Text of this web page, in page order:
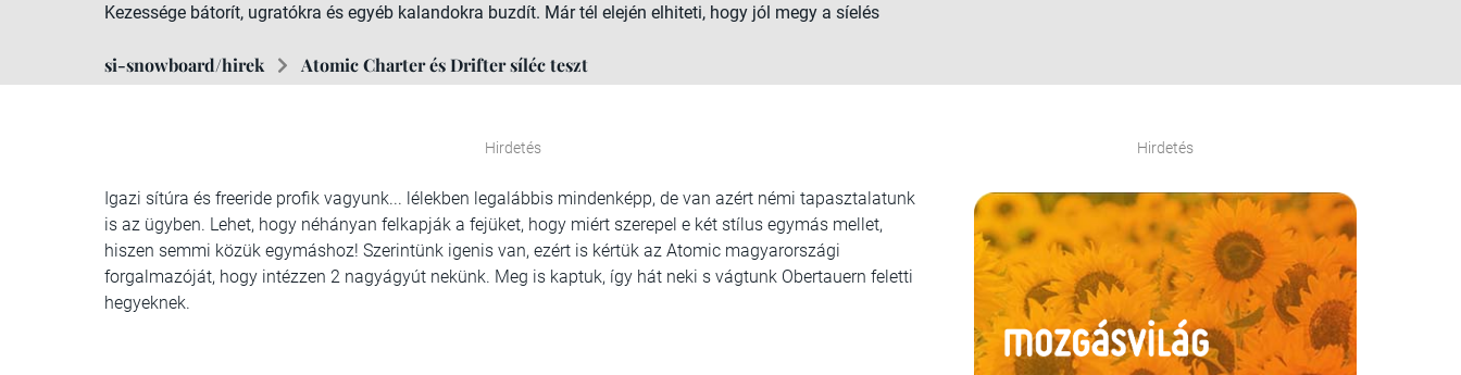
Kezessége bátorít, ugratókra és egyéb kalandokra buzdít. Már tél elején elhiteti, hogy jól megy a síelés
si-snowboard/hirek Atomic Charter és Drifter síléc teszt
Hirdetés
Igazi sítúra és freeride profik vagyunk... lélekben legalábbis mindenképp, de van azért némi tapasztalatunk
is az ügyben. Lehet, hogy néhányan felkapják a fejüket, hogy miért szerepel e két stílus egymás mellet,
hiszen semmi közük egymáshoz! Szerintünk igenis van, ezért is kértük az Atomic magyarországi
forgalmazóját, hogy intézzen 2 nagyágyút nekünk. Meg is kaptuk, így hát neki s vágtunk Obertauern feletti
hegyeknek.
Hirdetés